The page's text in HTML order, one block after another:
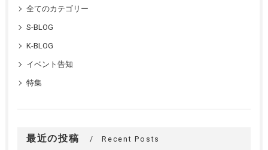
全てのカテゴリー
S-BLOG
K-BLOG
イベント告知
特集
最近の投稿 Recent Posts